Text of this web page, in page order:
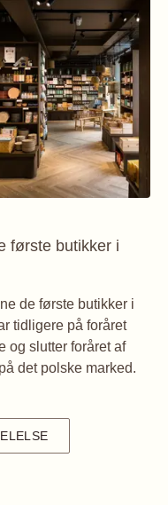
første butikker i
de første butikker i
tidligere på foråret
og slutter foråret af
det polske marked.